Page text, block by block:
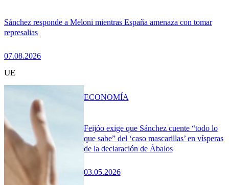
Sánchez responde a Meloni mientras España amenaza con tomar
represalias
07.08.2026
UE
Feijóo exige que Sánchez cuente “todo lo
que sabe” del ‘caso mascarillas’ en vísperas
de la declaración de Ábalos
03.05.2026
ECONOMÍA